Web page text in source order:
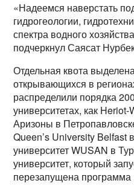
«Надеемся наверстать
гидрогеологии,
спектра водного
подчеркнул Саясат
Отдельная квота
открывающихся в
распределили порядка
университетах, как
Аризоны в
Queen’s University Belfast
университет WUSAN в
университет, который
перезапущена программа